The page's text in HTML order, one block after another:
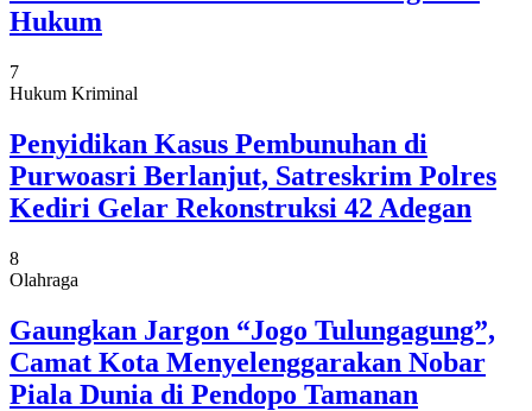
Hukum
7
Hukum Kriminal
Penyidikan Kasus Pembunuhan di
Purwoasri Berlanjut, Satreskrim Polres
Kediri Gelar Rekonstruksi 42 Adegan
8
Olahraga
Gaungkan Jargon “Jogo Tulungagung”,
Camat Kota Menyelenggarakan Nobar
Piala Dunia di Pendopo Tamanan